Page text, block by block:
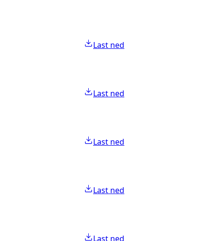
Last ned
Last ned
Last ned
Last ned